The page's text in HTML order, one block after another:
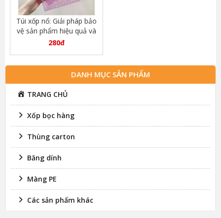
Túi xốp nổ: Giải pháp bảo
vệ sản phẩm hiệu quả và
tiện lợi
280đ
DANH MỤC SẢN PHẨM
TRANG CHỦ
Xốp bọc hàng
Thùng carton
Băng dính
Màng PE
Các sản phẩm khác